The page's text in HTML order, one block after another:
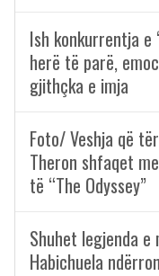
Ish konkurrentja e
herë të parë,
gjithçka e imja
Foto/ Veshja që
Theron shfaqet
të “The Odyssey”
Shuhet legjenda e
Habichuela